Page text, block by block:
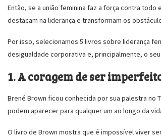
Então, se a união feminina faz a força contra
destacam na liderança e transformam os
Por isso, selecionamos 5 livros sobre liderança
desigualdade corporativa e, principalmente, o
1. A coragem de ser
Brené Brown ficou conhecida por sua palestra no
podem aparecer para qualquer um ao longo da
O livro de Brown mostra que é impossível viver